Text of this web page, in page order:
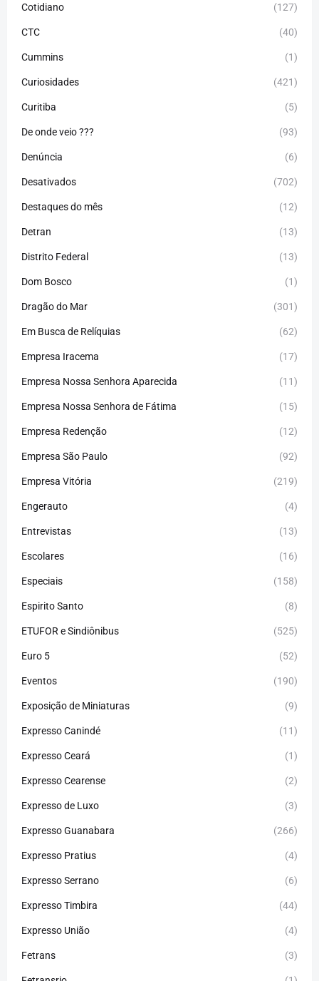
Cotidiano (127)
CTC (40)
Cummins (1)
Curiosidades (421)
Curitiba (5)
De onde veio ??? (93)
Denúncia (6)
Desativados (702)
Destaques do mês (12)
Detran (13)
Distrito Federal (13)
Dom Bosco (1)
Dragão do Mar (301)
Em Busca de Relíquias (62)
Empresa Iracema (17)
Empresa Nossa Senhora Aparecida (11)
Empresa Nossa Senhora de Fátima (15)
Empresa Redenção (12)
Empresa São Paulo (92)
Empresa Vitória (219)
Engerauto (4)
Entrevistas (13)
Escolares (16)
Especiais (158)
Espirito Santo (8)
ETUFOR e Sindiônibus (525)
Euro 5 (52)
Eventos (190)
Exposição de Miniaturas (9)
Expresso Canindé (11)
Expresso Ceará (1)
Expresso Cearense (2)
Expresso de Luxo (3)
Expresso Guanabara (266)
Expresso Pratius (4)
Expresso Serrano (6)
Expresso Timbira (44)
Expresso União (4)
Fetrans (3)